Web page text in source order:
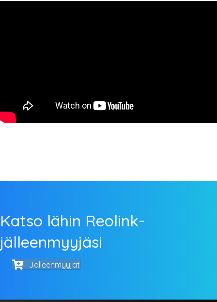
Katso lähin Reolink-
jälleenmyyjäsi
Jälleenmyyjät